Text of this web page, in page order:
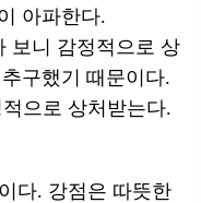
아파한다.
보니 감정적으로 상
구했기 때문이다.
으로 상처받는다.
다. 강점은 따뜻한